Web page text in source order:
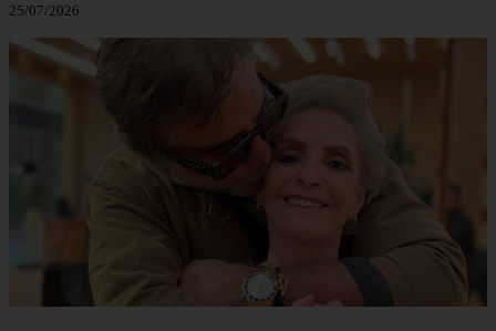
25/07/2026